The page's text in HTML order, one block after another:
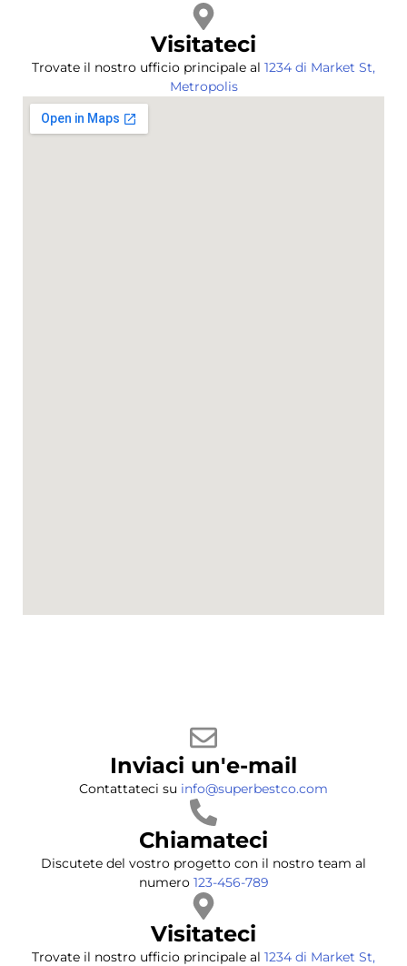
Visitateci
Trovate il nostro ufficio principale al 1234 di Market St,
Metropolis
Inviaci un'e-mail
Contattateci su info@superbestco.com
Chiamateci
Discutete del vostro progetto con il nostro team al
numero 123-456-789
Visitateci
Trovate il nostro ufficio principale al 1234 di Market St,